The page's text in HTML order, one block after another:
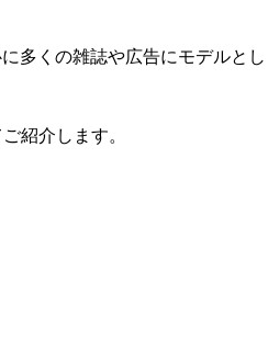
多くの雑誌や広告にモデルとし
紹介します。